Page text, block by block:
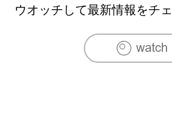
ウオッチして最新情報をチ